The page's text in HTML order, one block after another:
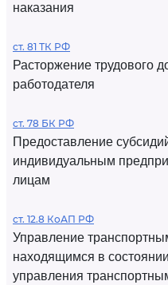
наказания
ст. 81 ТК РФ
Расторжение трудового
работодателя
ст. 78 БК РФ
Предоставление
индивидуальным
лицам
ст. 12.8 КоАП РФ
Управление
находящимся в
управления